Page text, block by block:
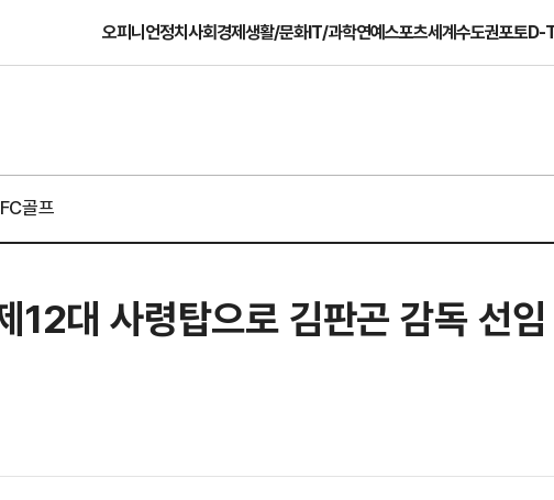
오피니언정치사회경제생활/문화IT/과학연예스포츠세계수도권포토D-
골프
12대 사령탑으로 김판곤 감독 선임